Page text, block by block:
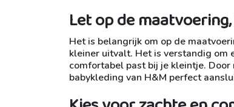
Let op de
Het is belangrijk om op de
kleiner uitvalt. Het is verstandig om
comfortabel past bij je kleintje.
babykleding van H&M perfect